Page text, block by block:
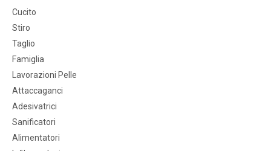
Cucito
Stiro
Taglio
Famiglia
Lavorazioni Pelle
Attaccaganci
Adesivatrici
Sanificatori
Alimentatori